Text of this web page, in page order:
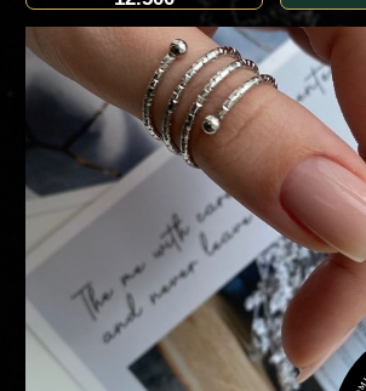
ЗАПИСАТЬСЯ
НА КУРС
ПРОГРАММА
курса
ПРОГРАММАкурса